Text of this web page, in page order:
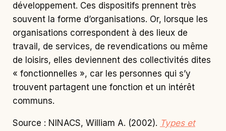
développement. Ces dispositifs prennent très
souvent la forme d’organisations. Or, lorsque les
organisations correspondent à des lieux de
travail, de services, de revendications ou même
de loisirs, elles deviennent des collectivités dites
« fonctionnelles », car les personnes qui s’y
trouvent partagent une fonction et un intérêt
communs.
Source : NINACS, William A. (2002). Types et